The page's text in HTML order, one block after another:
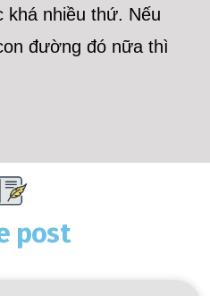
khá nhiều thứ. Nếu
đường đó nữa thì
post